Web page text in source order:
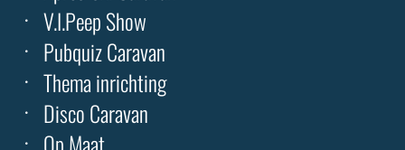
V.I.Peep Show
Pubquiz Caravan
Thema inrichting
Disco Caravan
Op Maat